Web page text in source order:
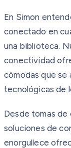
En Simon
conectado en
una biblioteca.
conectividad
cómodas que se
tecnológicas de
Desde tomas de
soluciones de
enorgullece